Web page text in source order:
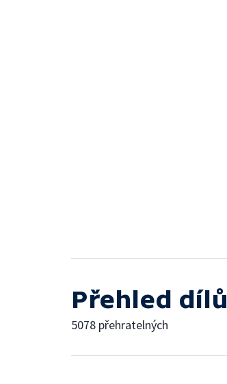
Přehled dílů
5078 přehratelných